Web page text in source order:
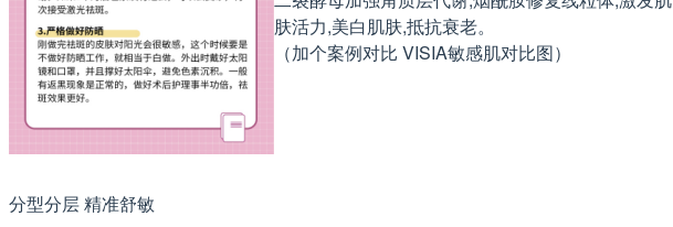
肤活力,美白肌肤,抵抗衰老。
（加个案例对比 VISIA敏感肌对比图）
分型分层 精准舒敏